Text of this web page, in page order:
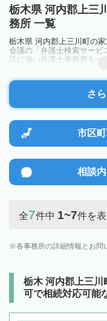
栃木県 河内郡上三
務所 一覧
栃木県 河内郡上三川町の
会議の「弁護士検索サー
託に強い弁護士事務所を一
お悩みを抱えている方は
さ
市区
相談
全7件中 1~7件を
各事務所の詳細情報とお問
栃木 河内郡上三
可で相続対応可能